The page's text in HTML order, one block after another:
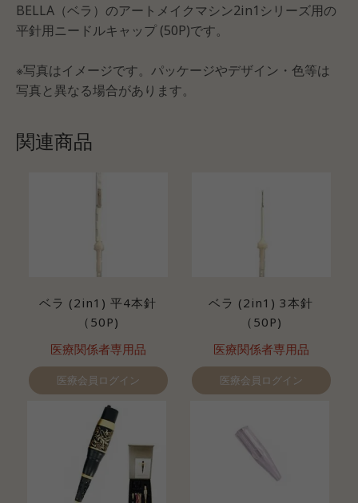
BELLA（ベラ）のアートメイクマシン2in1シリーズ用の
平針用ニードルキャップ (50P)です。
※写真はイメージです。パッケージやデザイン・色等は
写真と異なる場合があります。
関連商品
ベラ (2in1) 平4本針
（50P)
医療関係者専用品
医療会員ログイン
ベラ (2in1) 3本針
（50P)
医療関係者専用品
医療会員ログイン